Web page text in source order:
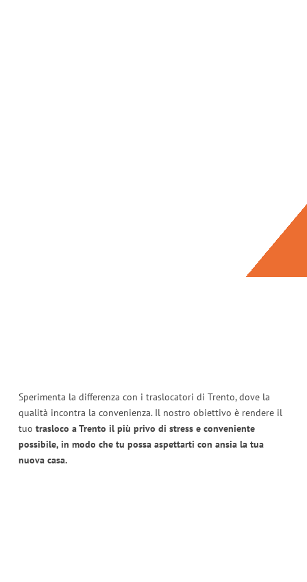
Sperimenta la differenza con i traslocatori di Trento, dove la
qualità incontra la convenienza. Il nostro obiettivo è rendere il
tuo trasloco a Trento il più privo di stress e conveniente
possibile, in modo che tu possa aspettarti con ansia la tua
nuova casa.